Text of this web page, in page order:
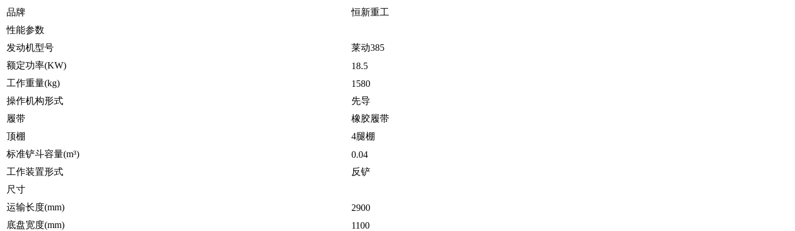
品牌
恒新重工
性能参数
发动机型号
莱动385
额定功率(KW)
18.5
工作重量(kg)
1580
操作机构形式
先导
履带
橡胶履带
顶棚
4腿棚
标准铲斗容量(m³)
0.04
工作装置形式
反铲
尺寸
运输长度(mm)
2900
底盘宽度(mm)
1100